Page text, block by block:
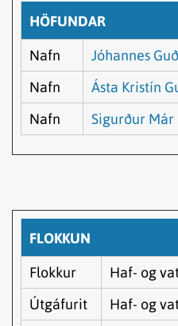
HÖFUNDAR
Nafn
Jóhannes
Nafn
Ásta Kristín
Nafn
Sigurður Már
FLOKKUN
Flokkur
Haf- og
Útgáfurit
Haf- og